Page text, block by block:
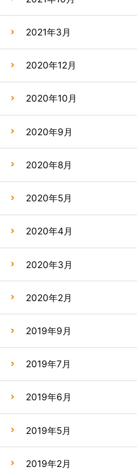
2021年3月
2020年12月
2020年10月
2020年9月
2020年8月
2020年5月
2020年4月
2020年3月
2020年2月
2019年9月
2019年7月
2019年6月
2019年5月
2019年2月